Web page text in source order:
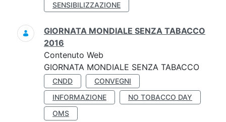
SENSIBILIZZAZIONE
GIORNATA MONDIALE SENZA TABACCO
2016
Contenuto Web
GIORNATA MONDIALE SENZA TABACCO
CNDD
CONVEGNI
INFORMAZIONE
NO TOBACCO DAY
OMS